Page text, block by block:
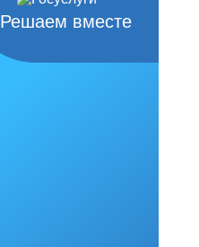
Решаем вместе